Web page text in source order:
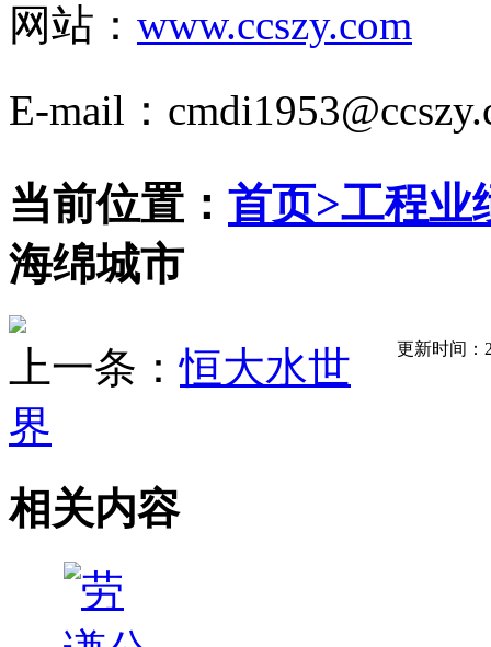
网站： www.ccszy.com
E-mail：
当前位置： 首页>工程业
海绵城市
更新时间：
上一条：恒大水世
界
相关内容